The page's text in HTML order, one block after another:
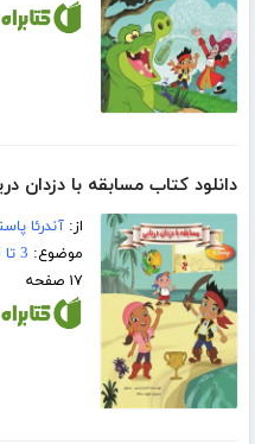
دانلود کتاب مسابقه با دزدان
از:آندرئا
موضوع: 3 تا 5 سال
۱۷ صفحه